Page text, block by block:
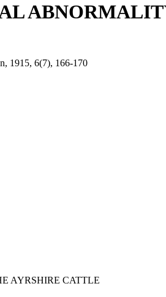
1915, 6(7), 166-170
AYRSHIRE CATTLE